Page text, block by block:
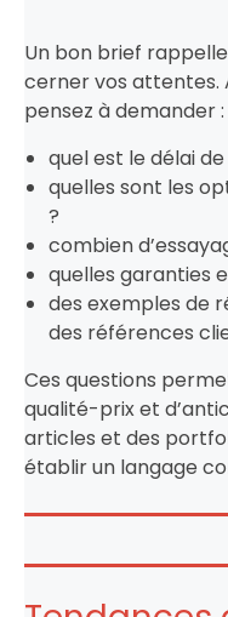
Un bon brief
cerner vos attentes.
pensez à demander :
quel est le délai
quelles sont les
?
combien
quelles garanties
des exemples de
des références
Ces questions
qualité-prix et
articles et des
établir un langage